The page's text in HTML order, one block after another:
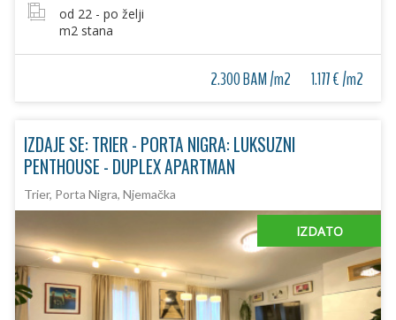
od 22 - po želji
m2 stana
2.300 BAM /m2 1.177 € /m2
IZDAJE SE: TRIER - PORTA NIGRA: LUKSUZNI
PENTHOUSE - DUPLEX APARTMAN
Trier, Porta Nigra, Njemačka
IZDATO